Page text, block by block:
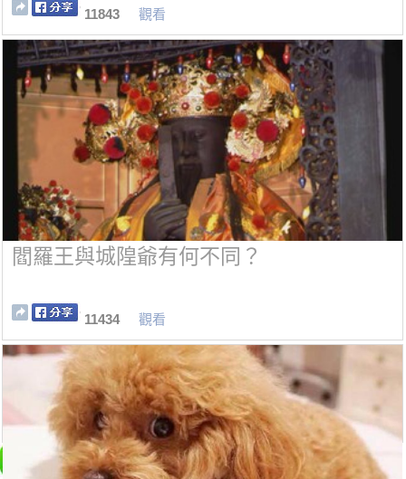
11843 觀看
閻羅王與城隍爺有何不同？
11434 觀看